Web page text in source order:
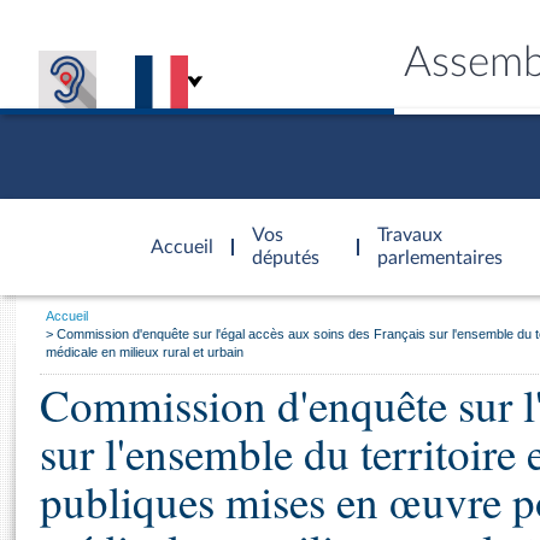
Accueil
d'accueil
Vos
députés
Travaux
parlementaires
Général
Vous
êtes
ici
Accueil
Commission d'enquête sur l'égal accès aux soins des Français sur l'ensemble
médicale en milieux rural et urbain
Commission d'enquête sur
sur l'ensemble du territoire
publiques mises en œuvre